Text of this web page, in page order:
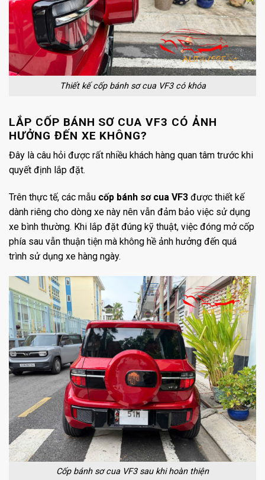
Thiết kế cốp bánh sơ cua VF3 có khóa
LẮP CỐP BÁNH SƠ CUA VF3 CÓ ẢNH
HƯỞNG ĐẾN XE KHÔNG?
Đây là câu hỏi được rất nhiều khách hàng quan tâm trước khi
quyết định lắp đặt.
Trên thực tế, các mẫu cốp bánh sơ cua VF3 được thiết kế
dành riêng cho dòng xe này nên vẫn đảm bảo việc sử dụng
xe bình thường. Khi lắp đặt đúng kỹ thuật, việc đóng mở cốp
phía sau vẫn thuận tiện mà không hề ảnh hưởng đến quá
trình sử dụng xe hàng ngày.
Cốp bánh sơ cua VF3 sau khi hoàn thiện